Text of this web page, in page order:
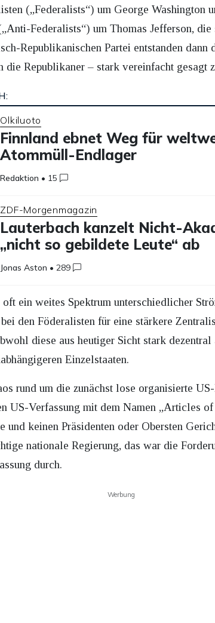
(„Federalists“) um George Washington
Federalists“) um Thomas Jefferson,
Republikanischen Partei entstanden dann
Republikaner – stark vereinfacht gesagt
Olkiluoto
Finnland ebnet Weg für
Atommüll-Endlager
Redaktion • 15
ZDF-Morgenmagazin
Lauterbach kanzelt Nicht-
„nicht so gebildete Leute“ ab
Jonas Aston •289
ein weites Spektrum unterschiedlicher
den Föderalisten für eine stärkere
diese aus heutiger Sicht stark
Einzelstaaten.
rund um die zunächst lose organisierte
US-Verfassung mit dem Namen „Articles
und keinen Präsidenten oder Obersten
nationale Regierung, das war die
durch.
Werbung